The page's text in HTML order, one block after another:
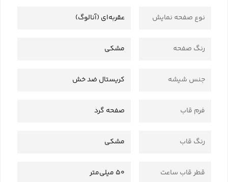
نوع صفحه نمایش عقربه‌ای (آنالوگ)
رنگ صفحه مشکی
جنس شیشه کریستال ضد خش
فرم قاب صفحه گرد
رنگ قاب مشکی
قطر قاب ساعت 50 میلی‌متر